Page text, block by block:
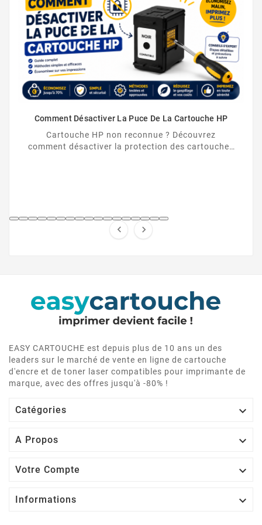
Comment Désactiver La Puce De La Cartouche HP
Cartouche HP non reconnue ? Découvrez
comment désactiver la protection des cartouches
 
EASY CARTOUCHE est depuis plus de 10 ans un des
leaders sur le marché de vente en ligne de cartouche
d'encre et de toner laser compatibles pour imprimante de
marque, avec des offres jusqu'à -80% !
Catégories 
A Propos 
Votre Compte 
Informations 